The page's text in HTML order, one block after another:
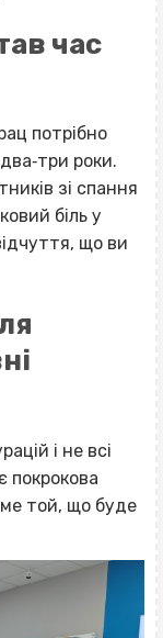
час
потрібно
роки.
зі спання
біль у
що ви
і не всі
покрокова
той, що буде